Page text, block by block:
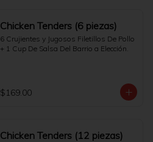
Chicken Tenders (6 piezas)
6 Crujientes y Jugosos Filetillos De Pollo
+ 1 Cup De Salsa Del Barrio a Elección.
$169.00
Chicken Tenders (12 piezas)